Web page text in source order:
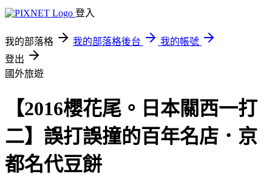
登入
我的部落格 我的部落格後台
我的帳號
登出
國外旅遊
【2016櫻花尾。日本關西一打
二】誤打誤撞的百年名店．京
都名代豆餅